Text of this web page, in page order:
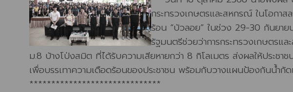
กระทรวงเกษตรและสหกรณ์ ในโอกา
ร้อน “บัวลอย” ในช่วง 29-30 กันย
รัฐมนตรีช่วยว่าการกระทรวงเกษตร
ม.8 บ้างโป่งสมิต ที่ได้รับความเสียหายกว่า 8 กิโลเมตร ส่งผลให้ประช
เพื่อบรรเทาความเดือดร้อนของประชาชน พร้อมกับวางแผนป้องกันน้ำ
******************************